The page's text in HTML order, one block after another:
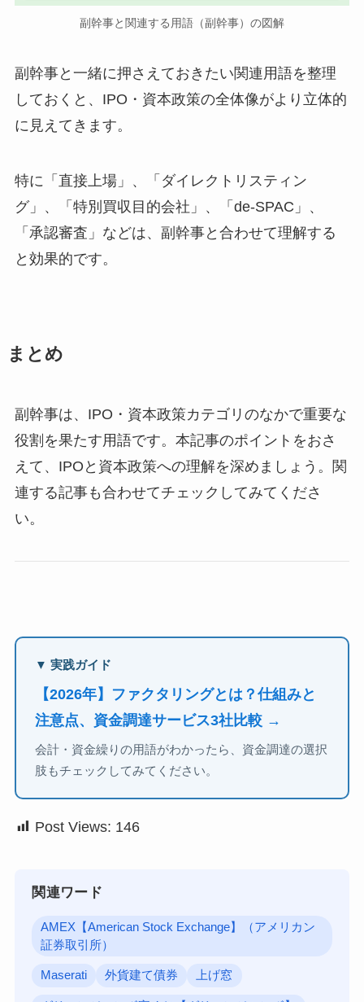
副幹事と関連する用語（副幹事）の図解
副幹事と一緒に押さえておきたい関連用語を整理
しておくと、IPO・資本政策の全体像がより立体的
に見えてきます。
特に「直接上場」、「ダイレクトリスティン
グ」、「特別買収目的会社」、「de-SPAC」、
「承認審査」などは、副幹事と合わせて理解する
と効果的です。
まとめ
副幹事は、IPO・資本政策カテゴリのなかで重要な
役割を果たす用語です。本記事のポイントをおさ
えて、IPOと資本政策への理解を深めましょう。関
連する記事も合わせてチェックしてみてくださ
い。
▼ 実践ガイド
【2026年】ファクタリングとは？仕組みと
注意点、資金調達サービス3社比較 →
会計・資金繰りの用語がわかったら、資金調達の選択
肢もチェックしてみてください。
Post Views: 146
関連ワード
AMEX【American Stock Exchange】（アメリカン
証券取引所）
Maserati 外貨建て債券 上げ窓